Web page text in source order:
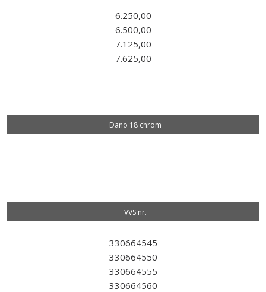
6.250,00
6.500,00
7.125,00
7.625,00
Dano 18 chrom
VVS nr.​
330664545
330664550
330664555
330664560